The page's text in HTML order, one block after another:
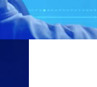
병원🏆
달성🏆
건🏆